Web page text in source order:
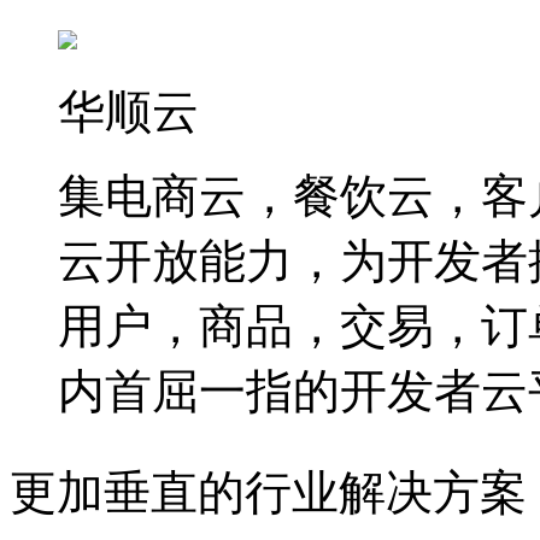
华顺云
集电商云，餐饮云，
云开放能力，为开发
用户，商品，交易，
内首屈一指的开发者
更加垂直的行业解决方